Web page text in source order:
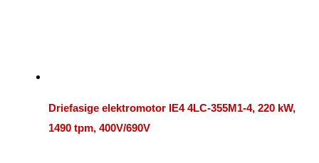
Driefasige elektromotor IE4 4LC-355M1-4, 220 kW,
1490 tpm, 400V/690V